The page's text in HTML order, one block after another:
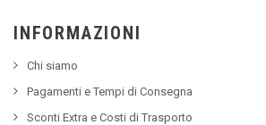
INFORMAZIONI
Chi siamo
Pagamenti e Tempi di Consegna
Sconti Extra e Costi di Trasporto